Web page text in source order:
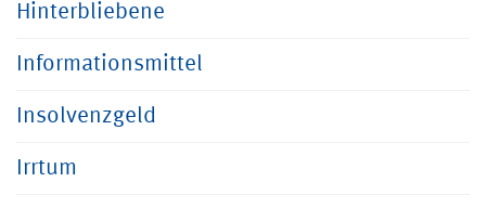
Hinterbliebene
Informationsmittel
Insolvenzgeld
Irrtum